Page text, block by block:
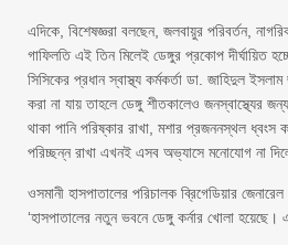
এদিকে, বিশেষজ্ঞরা বলছেন, জলবায়ুর পরিবর্তন,
গাফিলতি এই তিন মিলেই ডেঙ্গুর প্রকোপ দীর্ঘায়িত
সিসিকের প্রধান স্বাস্থ্য কর্মকর্তা ডা. জাহিদুল
করা না যায় তাহলে ডেঙ্গু শীতকালেও জনস্বাস্থ্যের
থাকা পানি পরিষ্কার রাখা, মশার প্রজননস্থল ধ্বংস
পরিচ্ছন্ন রাখা এখনই এসব অভ্যাসে মনোযোগ না
ওসমানী হাসপাতালের পরিচালক ব্রিগেডিয়ার
‘হাসপাতালের নতুন ভবনে ডেঙ্গু কর্নার খোলা